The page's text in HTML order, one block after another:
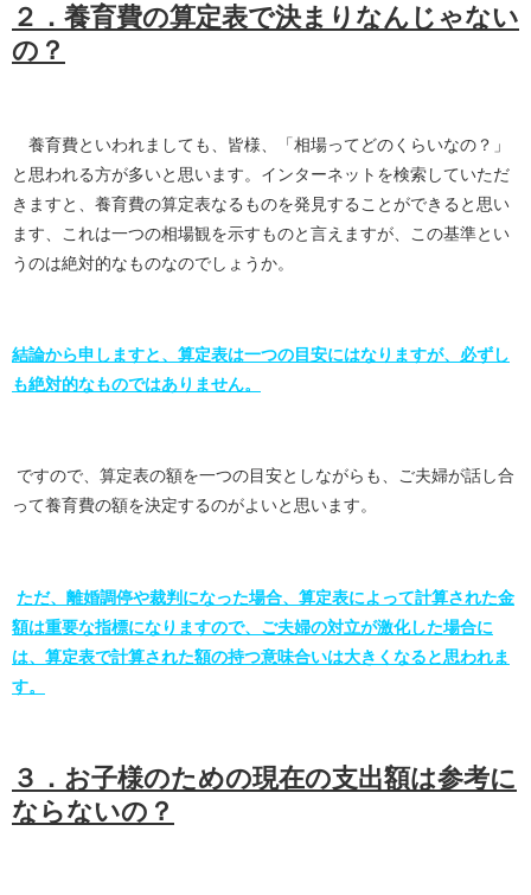
２．養育費の算定表で決まりなんじゃない
の？
養育費といわれましても、皆様、「相場ってどのくらいなの？」
と思われる方が多いと思います。インターネットを検索していただ
きますと、養育費の算定表なるものを発見することができると思い
ます、これは一つの相場観を示すものと言えますが、この基準とい
うのは絶対的なものなのでしょうか。
結論から申しますと、算定表は一つの目安にはなりますが、必ずし
も絶対的なものではありません。
ですので、算定表の額を一つの目安としながらも、ご夫婦が話し合
って養育費の額を決定するのがよいと思います。
ただ、離婚調停や裁判になった場合、算定表によって計算された金
額は重要な指標になりますので、ご夫婦の対立が激化した場合に
は、算定表で計算された額の持つ意味合いは大きくなると思われま
す。
３．お子様のための現在の支出額は参考に
ならないの？